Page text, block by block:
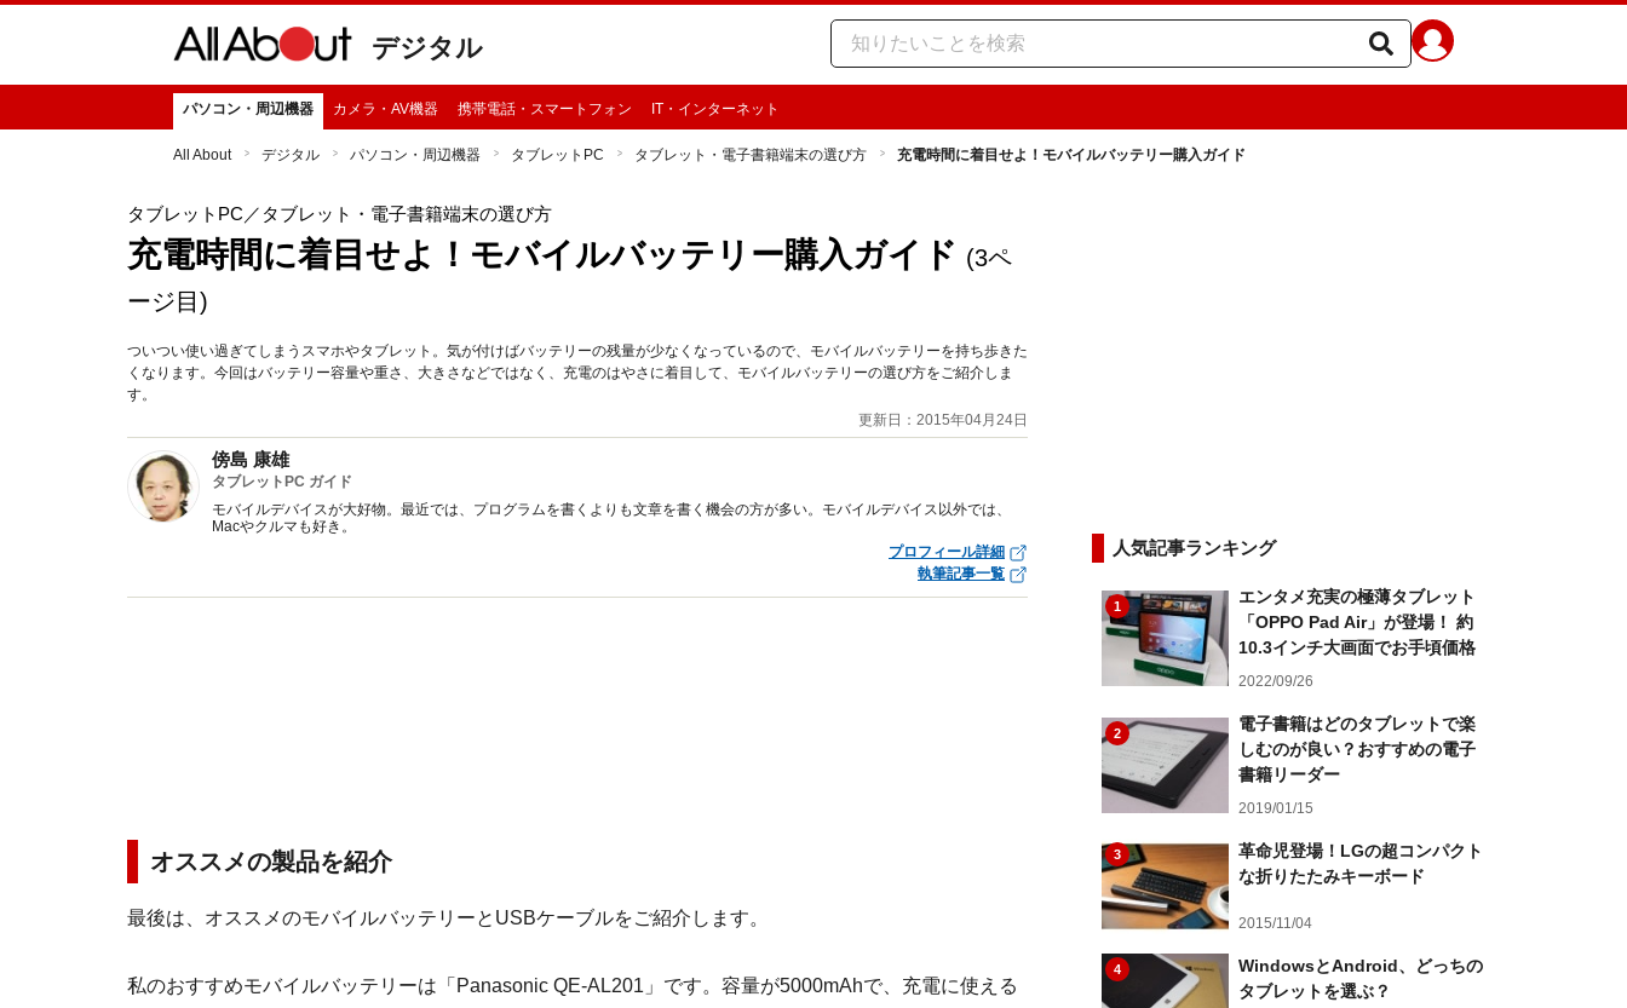
デジタル
パソコン・周辺機器 カメラ・AV機器 携帯電話・スマートフォン IT・インターネット
All About デジタル パソコン・周辺機器 タブレットPC タブレット・電子書籍端末の選び方 充電時間に着目せよ！モバイルバッテリー購入ガイド
タブレットPC ／タブレット・電子書籍端末の選び方
充電時間に着目せよ！モバイルバッテリー購入ガイド (3ペ
ージ目)
ついつい使い過ぎてしまうスマホやタブレット。気が付けばバッテリーの残量が少なくなっているので、モバイルバッテリーを持ち歩きた
くなります。今回はバッテリー容量や重さ、大きさなどではなく、充電のはやさに着目して、モバイルバッテリーの選び方をご紹介しま
す。
更新日：2015年04月24日
傍島 康雄
タブレットPC ガイド
モバイルデバイスが大好物。最近では、プログラムを書くよりも文章を書く機会の方が多い。モバイルデバイス以外では、
Macやクルマも好き。
プロフィール詳細
執筆記事一覧
オススメの製品を紹介
最後は、オススメのモバイルバッテリーとUSBケーブルをご紹介します。
私のおすすめモバイルバッテリーは「Panasonic QE-AL201」です。容量が5000mAhで、充電に使える
人気記事ランキング
1
エンタメ充実の極薄タブレット
「OPPO Pad Air」が登場！ 約
10.3インチ大画面でお手頃価格
2022/09/26
2
電子書籍はどのタブレットで楽
しむのが良い？おすすめの電子
書籍リーダー
2019/01/15
3
革命児登場！LGの超コンパクト
な折りたたみキーボード
2015/11/04
4
WindowsとAndroid、どっちの
タブレットを選ぶ？